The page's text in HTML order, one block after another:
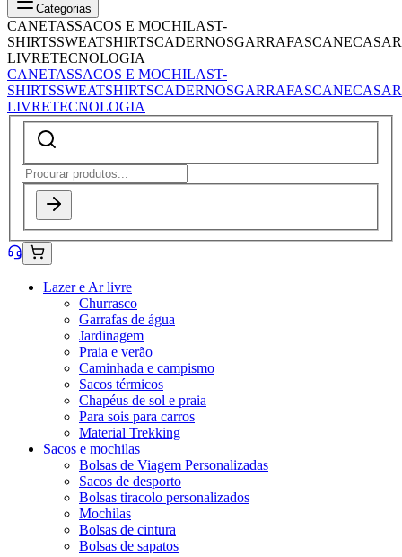
Categorias
CANETASSACOS E MOCHILAST-
SHIRTSSWEATSHIRTSCADERNOSGARRAFASCANECASAR
LIVRETECNOLOGIA
CANETASSACOS E MOCHILAST-
SHIRTSSWEATSHIRTSCADERNOSGARRAFASCANECASAR
LIVRETECNOLOGIA
Lazer e Ar livre
Churrasco
Garrafas de água
Jardinagem
Praia e verão
Caminhada e campismo
Sacos térmicos
Chapéus de sol e praia
Para sois para carros
Material Trekking
Sacos e mochilas
Bolsas de Viagem Personalizadas
Sacos de desporto
Bolsas tiracolo personalizados
Mochilas
Bolsas de cintura
Bolsas de sapatos